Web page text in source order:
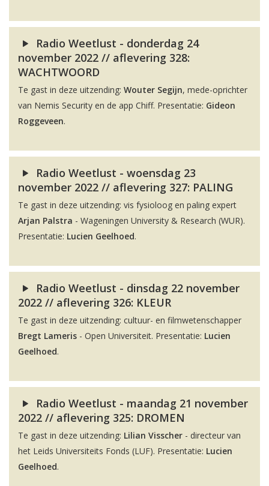
Radio Weetlust - donderdag 24
november 2022 // aflevering 328:
WACHTWOORD
Te gast in deze uitzending: Wouter Segijn, mede-oprichter
van Nemis Security en de app Chiff. Presentatie: Gideon
Roggeveen.
Radio Weetlust - woensdag 23
november 2022 // aflevering 327: PALING
Te gast in deze uitzending: vis fysioloog en paling expert
Arjan Palstra - Wageningen University & Research (WUR).
Presentatie: Lucien Geelhoed.
Radio Weetlust - dinsdag 22 november
2022 // aflevering 326: KLEUR
Te gast in deze uitzending: cultuur- en filmwetenschapper
Bregt Lameris - Open Universiteit. Presentatie: Lucien
Geelhoed.
Radio Weetlust - maandag 21 november
2022 // aflevering 325: DROMEN
Te gast in deze uitzending: Lilian Visscher - directeur van
het Leids Universiteits Fonds (LUF). Presentatie: Lucien
Geelhoed.